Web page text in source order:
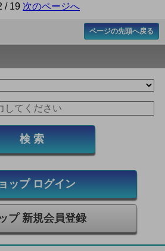
/ 19 次のページへ
ページの先頭へ戻る
ップ ログイン
プ 新規会員登録